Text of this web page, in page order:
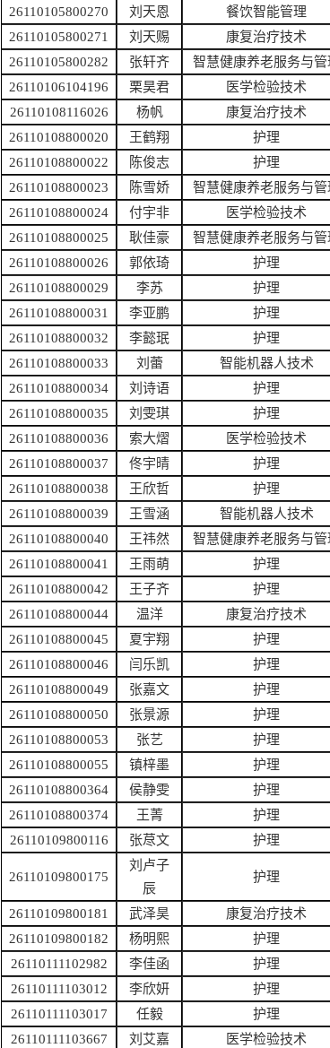
26110105800270
刘天恩 餐饮智能管理
26110105800271
刘天赐 康复治疗技术
26110105800282
张轩齐 智慧健康养老服务与管
26110106104196
栗昊君 医学检验技术
26110108116026
杨帆 康复治疗技术
26110108800020
王鹤翔 护理
26110108800022
陈俊志 护理
26110108800023
陈雪娇 智慧健康养老服务与管
26110108800024
付宇非 医学检验技术
26110108800025
耿佳豪 智慧健康养老服务与管
26110108800026
郭依琦 护理
26110108800029
李苏 护理
26110108800031
李亚鹏 护理
26110108800032
李懿珉 护理
26110108800033
刘蕾 智能机器人技术
26110108800034
刘诗语 护理
26110108800035
刘雯琪 护理
26110108800036
索大熠 医学检验技术
26110108800037
佟宇晴 护理
26110108800038
王欣哲 护理
26110108800039
王雪涵 智能机器人技术
26110108800040
王祎然 智慧健康养老服务与管
26110108800041
王雨萌 护理
26110108800042
王子齐 护理
26110108800044
温洋 康复治疗技术
26110108800045
夏宇翔 护理
26110108800046
闫乐凯 护理
26110108800049
张嘉文 护理
26110108800050
张景源 护理
26110108800053
张艺 护理
26110108800055
镇梓墨 护理
26110108800364
侯静雯 护理
26110108800374
王菁 护理
26110109800116
张荩文 护理
26110109800175
刘卢子
辰
护理
26110109800181 武泽昊 康复治疗技术
26110109800182
杨明熙 护理
26110111102982
李佳函 护理
26110111103012
李欣妍 护理
26110111103017
任毅 护理
26110111103667
刘艾嘉 医学检验技术